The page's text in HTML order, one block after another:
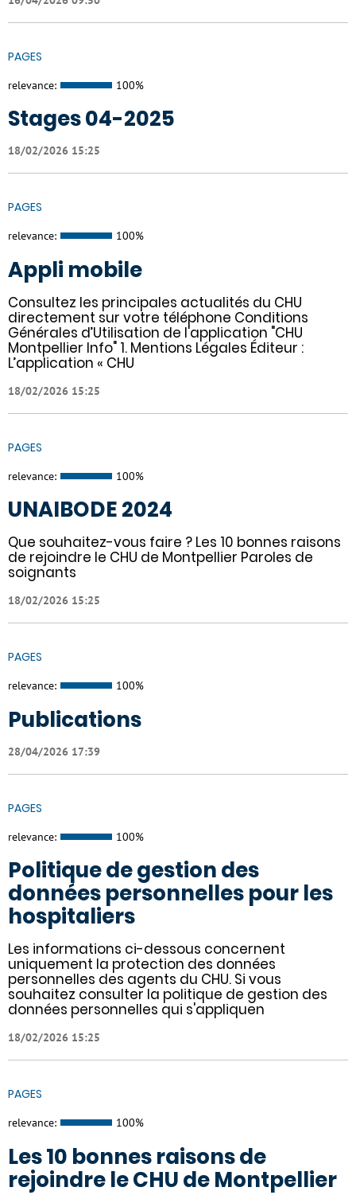
PAGES
relevance: 100%
Stages 04-2025
18/02/2026 15:25
PAGES
relevance: 100%
Appli mobile
Consultez les principales actualités du CHU
directement sur votre téléphone Conditions
Générales d’Utilisation de l'application "CHU
Montpellier Info" 1. Mentions Légales Éditeur :
L’application « CHU
18/02/2026 15:25
PAGES
relevance: 100%
UNAIBODE 2024
Que souhaitez-vous faire ? Les 10 bonnes raisons
de rejoindre le CHU de Montpellier Paroles de
soignants
18/02/2026 15:25
PAGES
relevance: 100%
Publications
28/04/2026 17:39
PAGES
relevance: 100%
Politique de gestion des
données personnelles pour les
hospitaliers
Les informations ci-dessous concernent
uniquement la protection des données
personnelles des agents du CHU. Si vous
souhaitez consulter la politique de gestion des
données personnelles qui s'appliquen
18/02/2026 15:25
PAGES
relevance: 100%
Les 10 bonnes raisons de
rejoindre le CHU de Montpellier